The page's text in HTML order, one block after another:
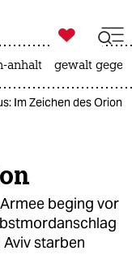

taz zahl ich
anhalt gewalt
Im Zeichen des Orion
beging vor
starben